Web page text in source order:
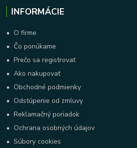
INFORMÁCIE
• O firme
• Čo ponúkame
•Prečo sa registrovať
•Ako nakupovať
• Obchodné podmienky
• Odstúpenie od zmluvy
•Reklamačný poriadok
• Ochrana osobných údajov
•Súbory cookies